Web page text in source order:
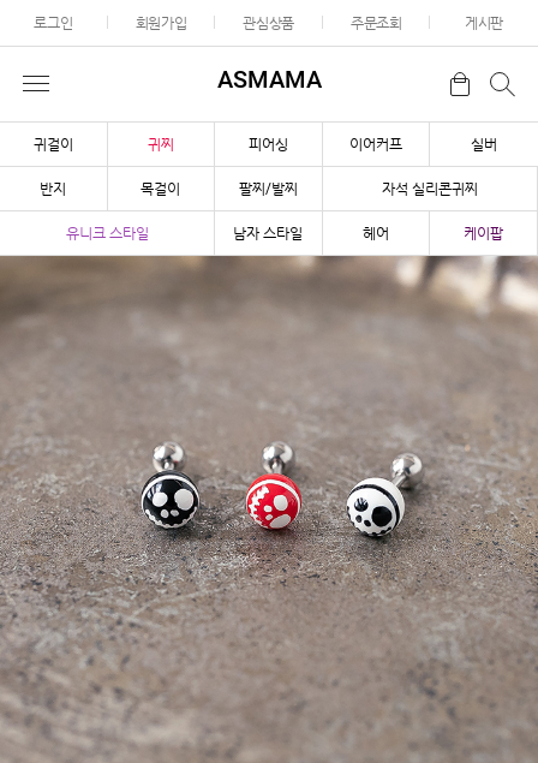
로그인 회원가입 관심상품 주문조회 게시판
ASMAMA
귀걸이 귀찌 피어싱 이어커프 실버
반지 목걸이 팔찌/발찌 자석 실리콘귀찌
유니크 스타일 남자 스타일 헤어 케이팝